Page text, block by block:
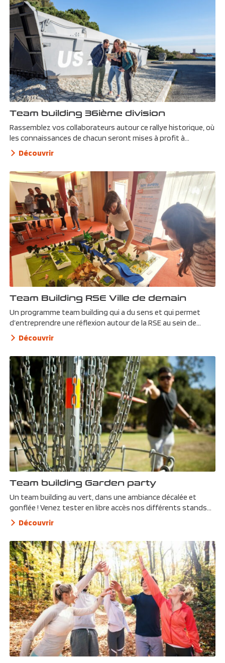
Team building 36ième division
Rassemblez vos collaborateurs autour ce rallye historique, où
les connaissances de chacun seront mises à profit à...
Découvrir
Team Building RSE Ville de demain
Un programme team building qui a du sens et qui permet
d’entreprendre une réflexion autour de la RSE au sein de...
Découvrir
Team building Garden party
Un team building au vert, dans une ambiance décalée et
gonflée ! Venez tester en libre accès nos différents stands...
Découvrir